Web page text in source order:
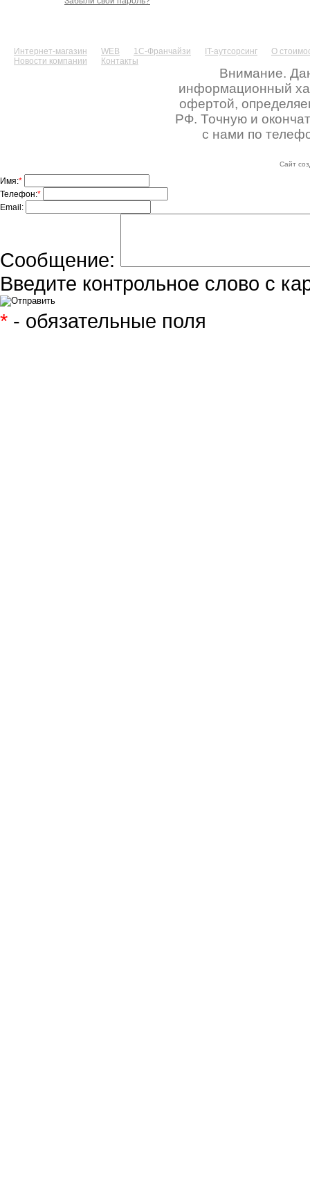
Интернет-магазин WEB 1С-Франчайзи IT-аутсорсинг
О
Новости компании
Контакты
Внимание.
информационный
офертой,
РФ. Точную и
с нами по
Сайт
Имя:*
Телефон:*
Email:
Сообщение:
Введите контрольное слово с
* - обязательные поля